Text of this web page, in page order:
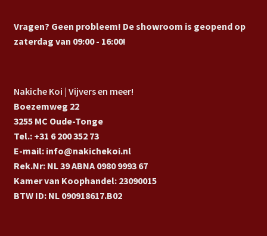
Vragen? Geen probleem! De showroom is geopend op
zaterdag van 09:00 - 16:00!
Nakiche Koi | Vijvers en meer!
Boezemweg 22
3255 MC Oude-Tonge
Tel.: +31 6 200 352 73
E-mail: info@nakichekoi.nl
Rek.Nr: NL 39 ABNA 0980 9993 67
Kamer van Koophandel: 23090015
BTW ID: NL 090918617.B02